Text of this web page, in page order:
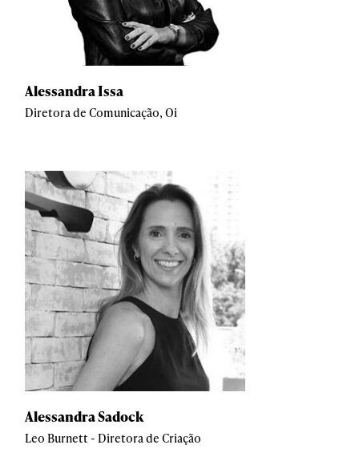
Alessandra Issa
Diretora de Comunicação, Oi
Alessandra Sadock
Leo Burnett - Diretora de Criação